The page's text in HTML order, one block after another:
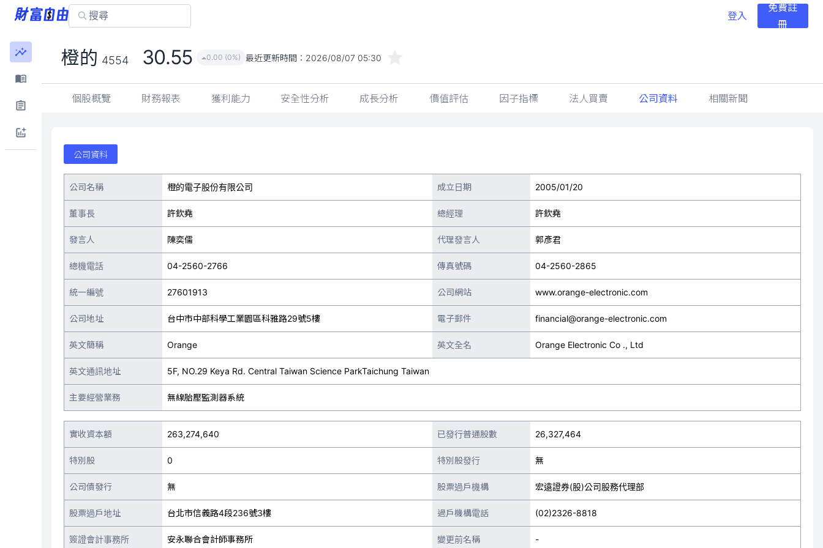
登入
免費註
冊
橙的 4554 30.55 0.00 (0%) 最近更新時間： 2026/08/07 05:30
個股概覽 財務報表 獲利能力 安全性分析 成長分析 價值評估 因子指標 法人買賣 公司資料 相關新聞
公司資料
公司名稱 橙的電子股份有限公司 成立日期 2005/01/20
董事長 許欽堯 總經理 許欽堯
發言人 陳奕儒 代理發言人 郭彥君
總機電話 04-2560-2766 傳真號碼 04-2560-2865
統一編號 27601913 公司網站 www.orange-electronic.com
公司地址 台中市中部科學工業園區科雅路29號5樓 電子郵件 financial@orange-electronic.com
英文簡稱 Orange 英文全名 Orange Electronic Co ., Ltd
英文通訊地址 5F, NO.29 Keya Rd. Central Taiwan Science ParkTaichung Taiwan
主要經營業務 無線胎壓監測器系統
實收資本額 263,274,640 已發行普通股數 26,327,464
特別股 0 特別股發行 無
公司債發行 無 股票過戶機構 宏遠證券(股)公司股務代理部
股票過戶地址 台北市信義路4段236號3樓 過戶機構電話 (02)2326-8818
簽證會計事務所 安永聯合會計師事務所 變更前名稱 -